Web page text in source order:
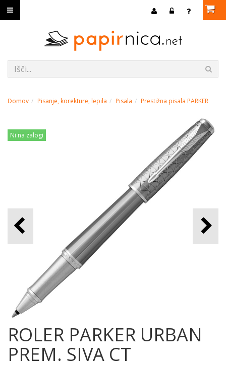
Domov Pisanje, korekture, lepila Pisala Prestižna pisala PARKER
Ni na zalogi
ROLER PARKER URBAN
PREM. SIVA CT